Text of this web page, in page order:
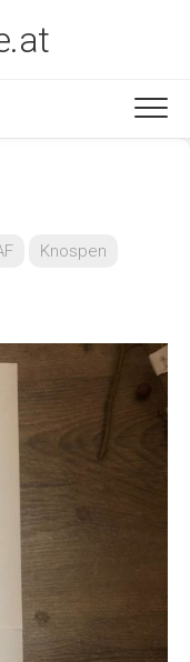
Knospen